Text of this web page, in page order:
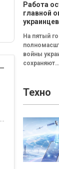
Работа
главной
Барометр
качества
2026
На пятый
войны
сохраняют
общую
жизни...
Техно